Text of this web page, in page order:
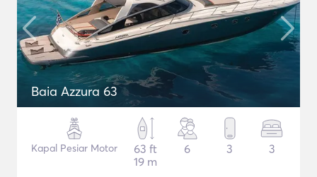
Baia Azzura 63
Kapal Pesiar Motor
63 ft
19 m
6 3 3